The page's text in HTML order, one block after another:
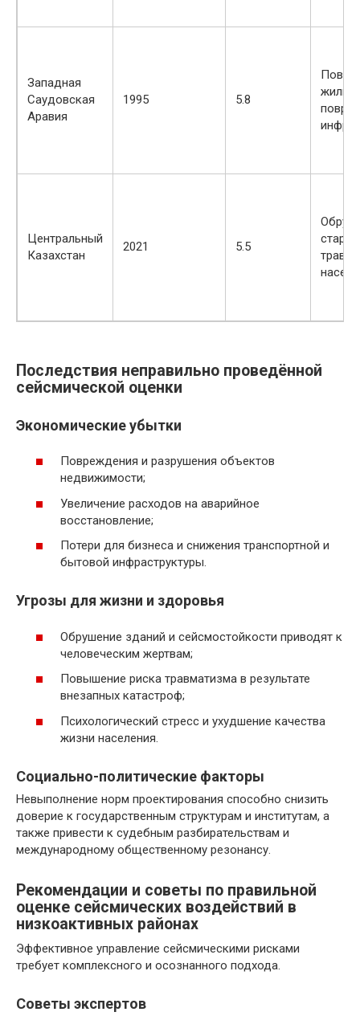
Западная
Саудовская
Аравия
1995 5.8
жилья,
Центральный
Казахстан
2021 5.5
Последствия неправильно проведённой
сейсмической оценки
Экономические убытки
Повреждения и разрушения объектов
недвижимости;
Увеличение расходов на аварийное
восстановление;
Потери для бизнеса и снижения транспортной и
бытовой инфраструктуры.
Угрозы для жизни и здоровья
Обрушение зданий и сейсмостойкости приводят к
человеческим жертвам;
Повышение риска травматизма в результате
внезапных катастроф;
Психологический стресс и ухудшение качества
жизни населения.
Социально-политические факторы
Невыполнение норм проектирования способно снизить
доверие к государственным структурам и институтам, а
также привести к судебным разбирательствам и
международному общественному резонансу.
Рекомендации и советы по правильной
оценке сейсмических воздействий в
низкоактивных районах
Эффективное управление сейсмическими рисками
требует комплексного и осознанного подхода.
Советы экспертов